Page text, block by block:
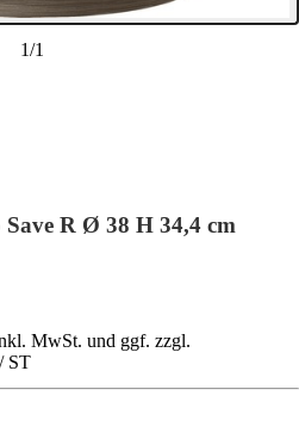
1/1
R Ø 38 H 34,4 cm
MwSt. und ggf. zzgl.
/ ST